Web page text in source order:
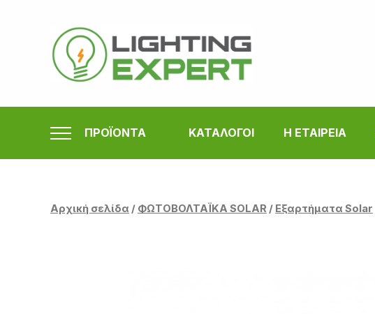
περιεχόμενο
ΠΡΟΪΟΝΤΑ ΚΑΤΑΛΟΓΟΙ Η ΕΤΑΙΡΕΙΑ
Αρχική σελίδα / ΦΩΤΟΒΟΛΤΑΪΚΑ SOLAR / Εξαρτήματα Solar